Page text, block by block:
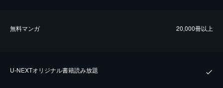
無料マンガ 20,000冊以上
U-NEXTオリジナル書籍読み放題